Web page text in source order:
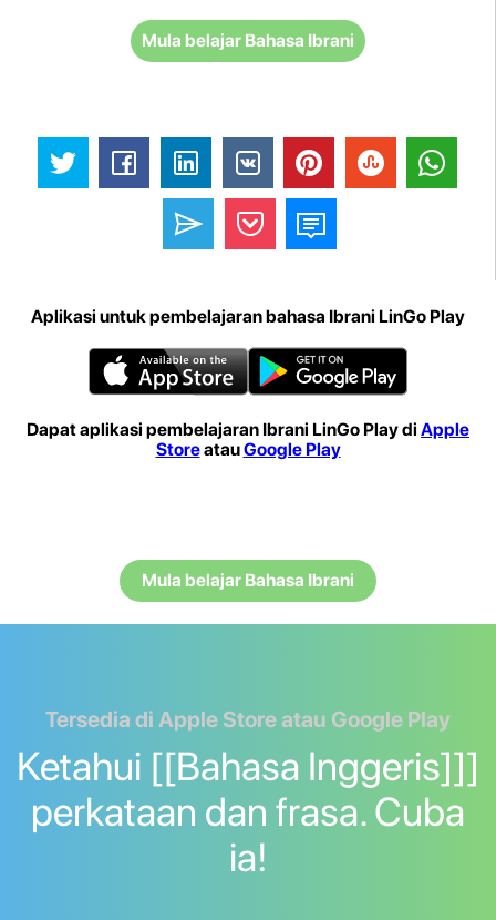
Mula belajar Bahasa Ibrani
Aplikasi untuk pembelajaran bahasa Ibrani LinGo Play
Dapat aplikasi pembelajaran Ibrani LinGo Play di Apple
StoreatauGoogle Play
Mula belajar Bahasa Ibrani
Tersedia di Apple Store atau Google Play
Ketahui [[Bahasa Inggeris]]]
perkataan dan frasa. Cuba
ia!